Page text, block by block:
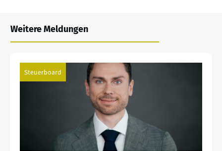
Weitere Meldungen
Steuerboard